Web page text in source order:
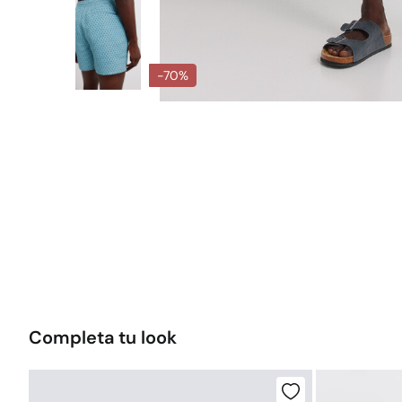
-70%
Completa tu look